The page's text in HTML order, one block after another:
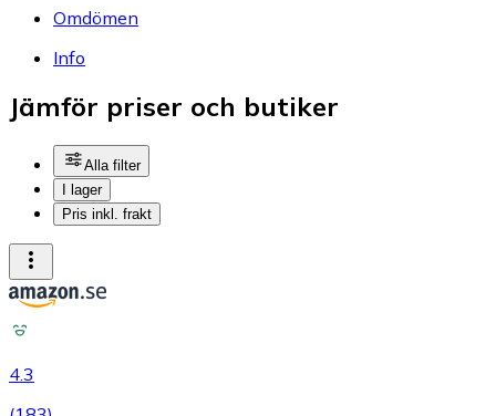
Omdömen
Info
Jämför priser och butiker
Alla filter
I lager
Pris inkl. frakt
4.3